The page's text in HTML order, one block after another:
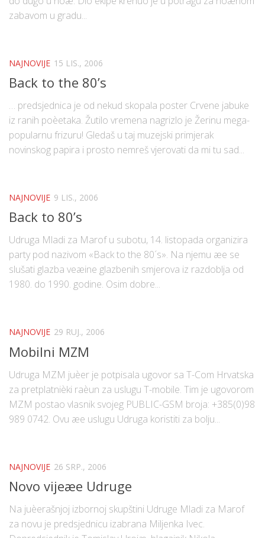
zabavom u gradu...
NAJNOVIJE 15 LIS., 2006
Back to the 80’s
… predsjednica je od nekud skopala poster Crvene jabuke
iz ranih poèetaka. Žutilo vremena nagrizlo je Žerinu mega-
popularnu frizuru! Gledaš u taj muzejski primjerak
novinskog papira i prosto nemreš vjerovati da mi tu sad...
NAJNOVIJE 9 LIS., 2006
Back to 80’s
Udruga Mladi za Marof u subotu, 14. listopada organizira
party pod nazivom «Back to the 80´s». Na njemu æe se
slušati glazba veæine glazbenih smjerova iz razdoblja od
1980. do 1990. godine. Osim dobre...
NAJNOVIJE 29 RUJ., 2006
Mobilni MZM
Udruga MZM juèer je potpisala ugovor sa T-Com Hrvatska
za pretplatnièki raèun za uslugu T-mobile. Tim je ugovorom
MZM postao vlasnik svojeg PUBLIC-GSM broja: +385(0)98
989 0742. Ovu æe uslugu Udruga koristiti za bolju...
NAJNOVIJE 26 SRP., 2006
Novo vijeæe Udruge
Na juèerašnjoj izbornoj skupštini Udruge Mladi za Marof
za novu je predsjednicu izabrana Miljenka Ivec.